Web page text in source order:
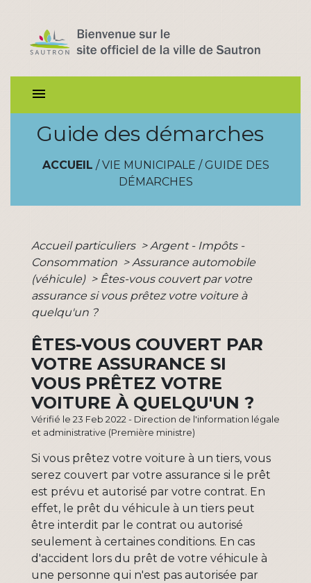
menu
Guide des démarches
ACCUEIL / VIE MUNICIPALE / GUIDE DES
DÉMARCHES
Accueil particuliers > Argent - Impôts -
Consommation > Assurance automobile
(véhicule) > Êtes-vous couvert par votre
assurance si vous prêtez votre voiture à
quelqu'un ?
ÊTES-VOUS COUVERT PAR
VOTRE ASSURANCE SI
VOUS PRÊTEZ VOTRE
VOITURE À QUELQU'UN ?
Vérifié le 23 Feb 2022 - Direction de l'information légale
et administrative (Première ministre)
Si vous prêtez votre voiture à un tiers, vous
serez couvert par votre assurance si le prêt
est prévu et autorisé par votre contrat. En
effet, le prêt du véhicule à un tiers peut
être interdit par le contrat ou autorisé
seulement à certaines conditions. En cas
d'accident lors du prêt de votre véhicule à
une personne qui n'est pas autorisée par